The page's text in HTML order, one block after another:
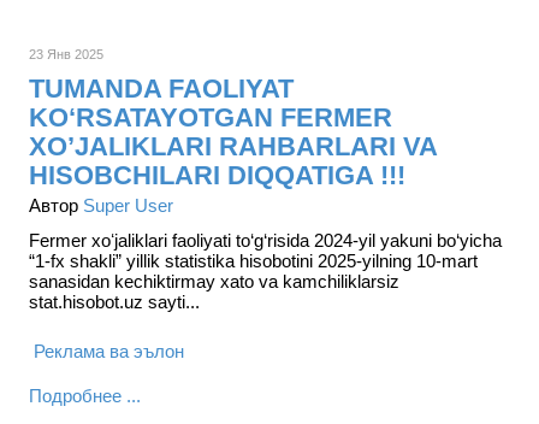
23 Янв 2025
TUMANDA FAOLIYAT
KO‘RSATAYOTGAN FERMER
XO’JALIKLARI RAHBARLARI VA
HISOBCHILARI DIQQATIGA !!!
Автор Super User
Fermer xoʻjaliklari faoliyati to‘g‘risida 2024-yil yakuni bo‘yicha
“1-fx shakli” yillik statistika hisobotini 2025-yilning 10-mart
sanasidan kechiktirmay xato va kamchiliklarsiz
stat.hisobot.uz sayti...
Реклама ва эълон
Подробнее ...